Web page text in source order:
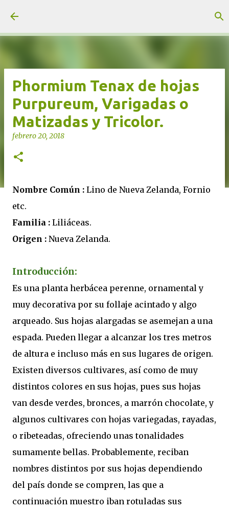
Phormium Tenax de hojas
Purpureum, Varigadas o
Matizadas y Tricolor.
febrero 20, 2018
Nombre Común : Lino de Nueva Zelanda, Fornio
etc.
Familia : Liliáceas.
Origen : Nueva Zelanda.
Introducción:
Es una planta herbácea perenne, ornamental y
muy decorativa por su follaje acintado y algo
arqueado. Sus hojas alargadas se asemejan a una
espada. Pueden llegar a alcanzar los tres metros
de altura e incluso más en sus lugares de origen.
Existen diversos cultivares, así como de muy
distintos colores en sus hojas, pues sus hojas
van desde verdes, bronces, a marrón chocolate, y
algunos cultivares con hojas variegadas, rayadas,
o ribeteadas, ofreciendo unas tonalidades
sumamente bellas. Probablemente, reciban
nombres distintos por sus hojas dependiendo
del país donde se compren, las que a
continuación muestro iban rotuladas sus